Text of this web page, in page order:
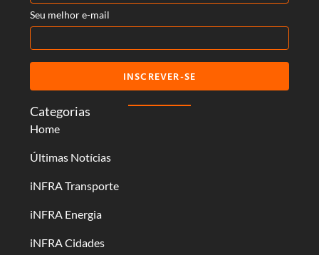
Categorias
Home
Últimas Notícias
iNFRA Transporte
iNFRA Energia
iNFRA Cidades
Seu melhor e-mail
INSCREVER-SE